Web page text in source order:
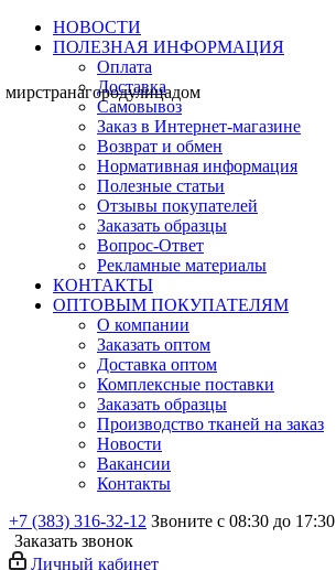
НОВОСТИ
ПОЛЕЗНАЯ ИНФОРМАЦИЯ
Оплата
Доставка
Самовывоз
Заказ в Интернет-магазине
Возврат и обмен
Нормативная информация
Полезные статьи
Отзывы покупателей
Заказать образцы
Вопрос-Ответ
Рекламные материалы
КОНТАКТЫ
ОПТОВЫМ ПОКУПАТЕЛЯМ
О компании
Заказать оптом
Доставка оптом
Комплексные поставки
Заказать образцы
Производство тканей на заказ
Новости
Вакансии
Контакты
+7 (383) 316-32-12 Звоните с 08:30 до 17:30
Заказать звонок
Личный кабинет
мирстранагородулицадом